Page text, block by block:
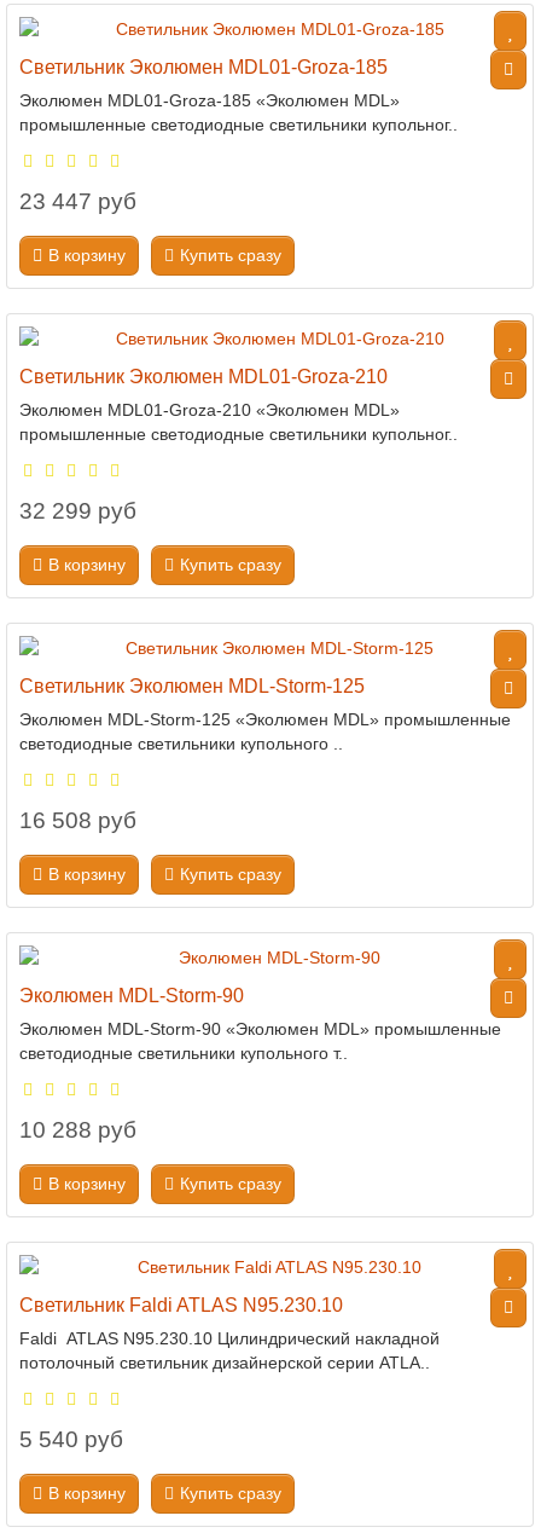
Светильник Эколюмен MDL01-Groza-185
Эколюмен MDL01-Groza-185 «Эколюмен MDL»
промышленные светодиодные светильники купольног..
23 447 руб
В корзину Купить сразу
Светильник Эколюмен MDL01-Groza-210
Эколюмен MDL01-Groza-210 «Эколюмен MDL»
промышленные светодиодные светильники купольног..
32 299 руб
В корзину Купить сразу
Светильник Эколюмен MDL-Storm-125
Эколюмен MDL-Storm-125 «Эколюмен MDL» промышленные
светодиодные светильники купольного ..
16 508 руб
В корзину Купить сразу
Эколюмен MDL-Storm-90
Эколюмен MDL-Storm-90 «Эколюмен MDL» промышленные
светодиодные светильники купольного т..
10 288 руб
В корзину Купить сразу
Светильник Faldi ATLAS N95.230.10
Faldi ATLAS N95.230.10 Цилиндрический накладной
потолочный светильник дизайнерской серии ATLA..
5 540 руб
В корзину Купить сразу